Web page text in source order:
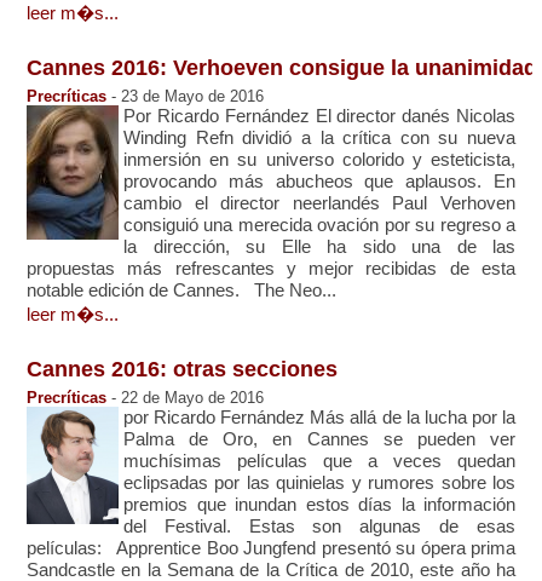
leer m�s...
Cannes 2016: Verhoeven consigue la unanimidad
Precríticas - 23 de Mayo de 2016
Por Ricardo Fernández El director danés Nicolas
Winding Refn dividió a la crítica con su nueva
inmersión en su universo colorido y esteticista,
provocando más abucheos que aplausos. En
cambio el director neerlandés Paul Verhoven
consiguió una merecida ovación por su regreso a
la dirección, su Elle ha sido una de las
propuestas más refrescantes y mejor recibidas de esta
notable edición de Cannes. The Neo...
leer m�s...
Cannes 2016: otras secciones
Precríticas - 22 de Mayo de 2016
por Ricardo Fernández Más allá de la lucha por la
Palma de Oro, en Cannes se pueden ver
muchísimas películas que a veces quedan
eclipsadas por las quinielas y rumores sobre los
premios que inundan estos días la información
del Festival. Estas son algunas de esas
películas: Apprentice Boo Jungfend presentó su ópera prima
Sandcastle en la Semana de la Crítica de 2010, este año ha